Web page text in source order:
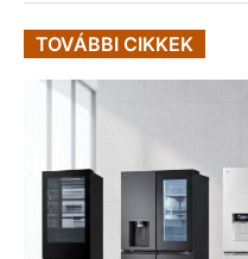
TOVÁBBI CIKKEK